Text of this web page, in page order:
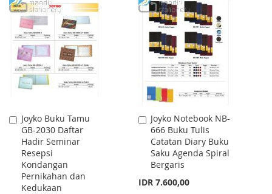
WISH
LIST
COMPARE
WISH
LIST
COMPARE
Joyko Buku Tamu
GB-2030 Daftar
Hadir Seminar
Resepsi
Kondangan
Pernikahan dan
Kedukaan
Add
to
Cart
Joyko Notebook NB-
666 Buku Tulis
Catatan Diary Buku
Saku Agenda Spiral
Bergaris
IDR 7.600,00
Add
to
Cart